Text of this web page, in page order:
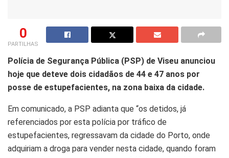
0
PARTILHAS
Polícia de Segurança Pública (PSP) de Viseu anunciou
hoje que deteve dois cidadãos de 44 e 47 anos por
posse de estupefacientes, na zona baixa da cidade.
Em comunicado, a PSP adianta que “os detidos, já
referenciados por esta polícia por tráfico de
estupefacientes, regressavam da cidade do Porto, onde
adquiriam a droga para vender nesta cidade, quando foram